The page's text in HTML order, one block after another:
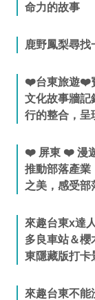
命力的故事
鹿野鳳梨尋找
❤️台東旅遊❤️
文化故事牆記
行的整合，呈
❤️ 屏東 ❤️ 漫
推動部落產業
之美，感受部
來趣台東x達
多良車站＆櫻
東隱藏版打卡
來趣台東不能